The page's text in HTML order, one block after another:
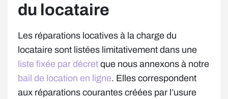
du locataire
Les réparations locatives à la charge du
locataire sont listées limitativement dans une
liste fixée par décret que nous annexons à notre
bail de location en ligne. Elles correspondent
aux réparations courantes créées par l’usure